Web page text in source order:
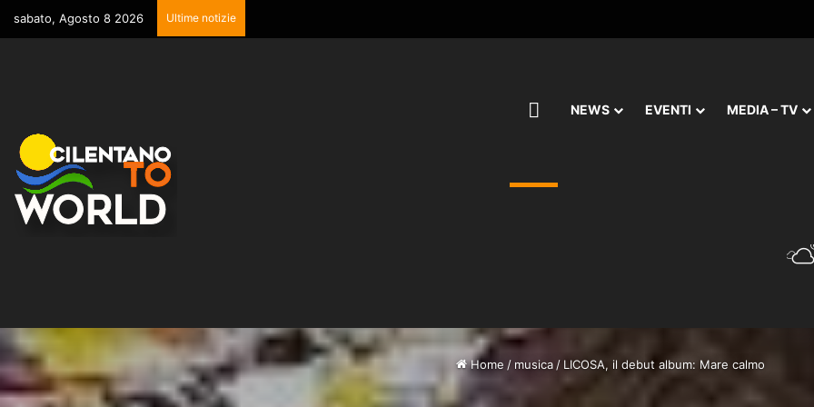
sabato, Agosto 8 2026 Ultime notizie
HOMENEWS EVENTI MEDIA – TV
Home / musica / LICOSA, il debut album: Mare calmo